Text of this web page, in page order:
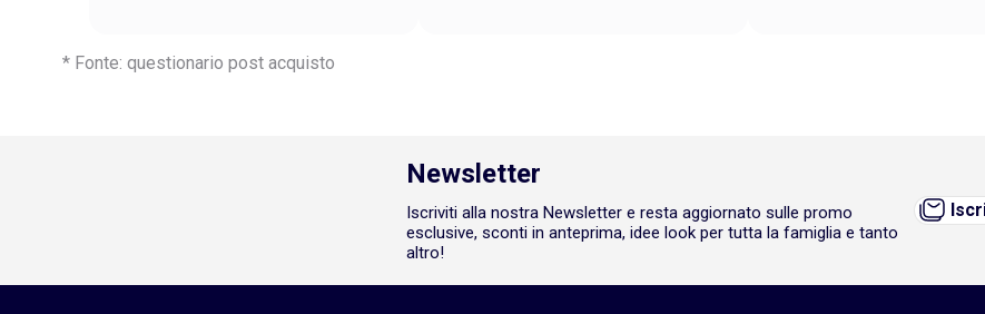
* Fonte: questionario post acquisto
Newsletter
Iscriviti alla nostra Newsletter e resta aggiornato sulle promo
esclusive, sconti in anteprima, idee look per tutta la famiglia e tanto
altro!